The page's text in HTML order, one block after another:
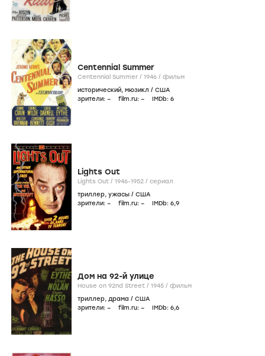
Centennial Summer
Centennial Summer / 1946 / фильм
исторический, мюзикл / США
зрители: – film.ru: – IMDb: 6
Lights Out
Lights Out / 1946-1952 / сериал
триллер, ужасы / США
зрители: – film.ru: – IMDb: 6,9
Дом на 92-й улице
House on 92nd Street / 1945 / фильм
триллер, драма / США
зрители: – film.ru: – IMDb: 6,6